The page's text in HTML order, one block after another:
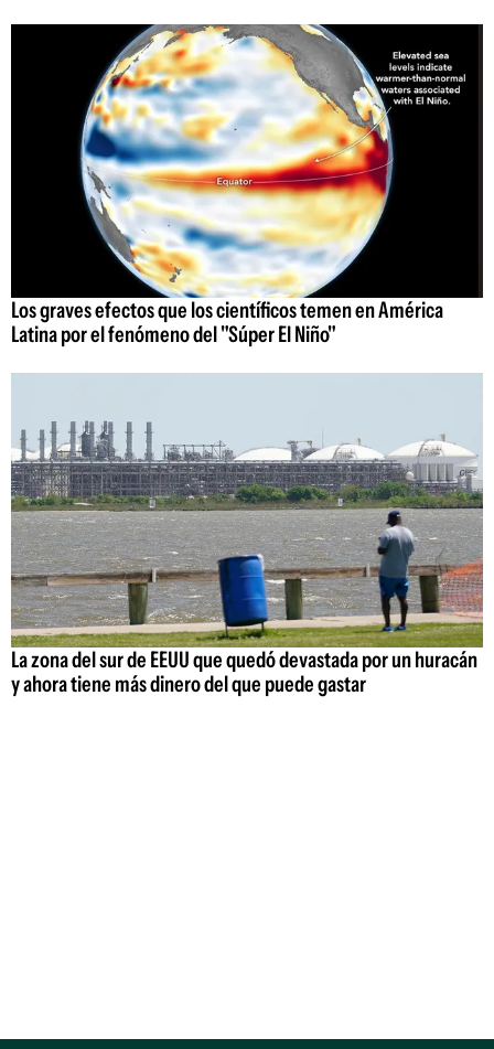
Los graves efectos que los científicos temen en América
Latina por el fenómeno del "Súper El Niño"
La zona del sur de EEUU que quedó devastada por un huracán
y ahora tiene más dinero del que puede gastar